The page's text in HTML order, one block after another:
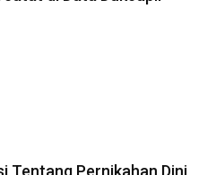
Tentang Pernikahan Dini